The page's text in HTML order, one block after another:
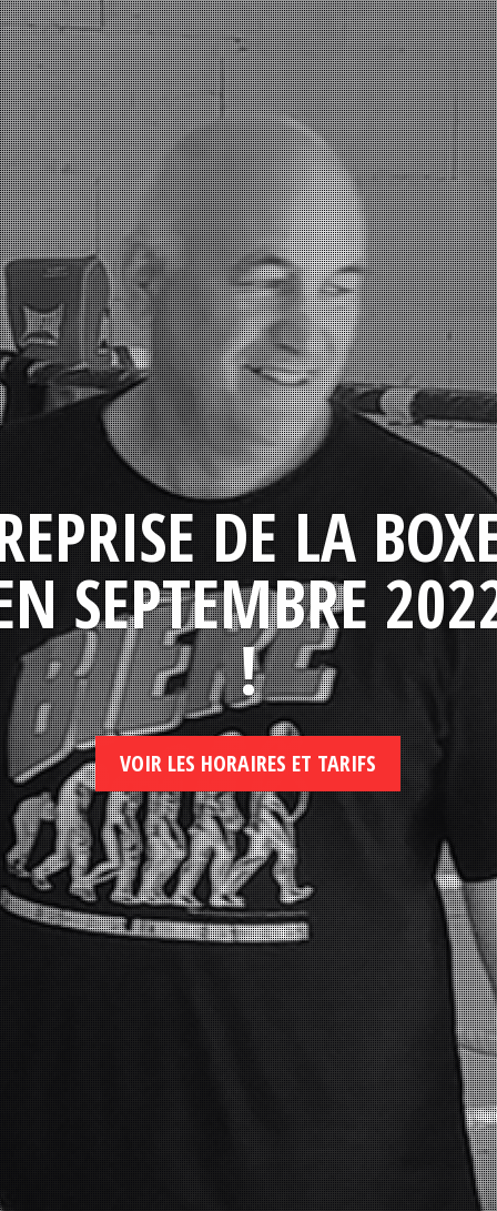
DE LA
SEPTEMBRE
!
VOIR LES HORAIRES ET TARIFS